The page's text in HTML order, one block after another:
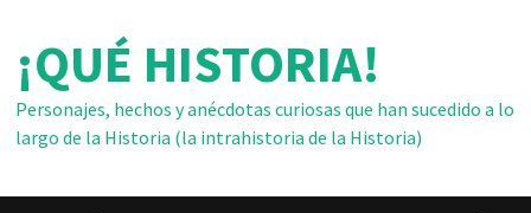
contenido
¡QUÉ HISTORIA!
Personajes, hechos y anécdotas curiosas que han sucedido a lo
largo de la Historia (la intrahistoria de la Historia)